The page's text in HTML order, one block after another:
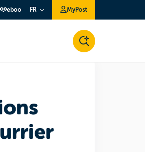
eboo FR MyPost